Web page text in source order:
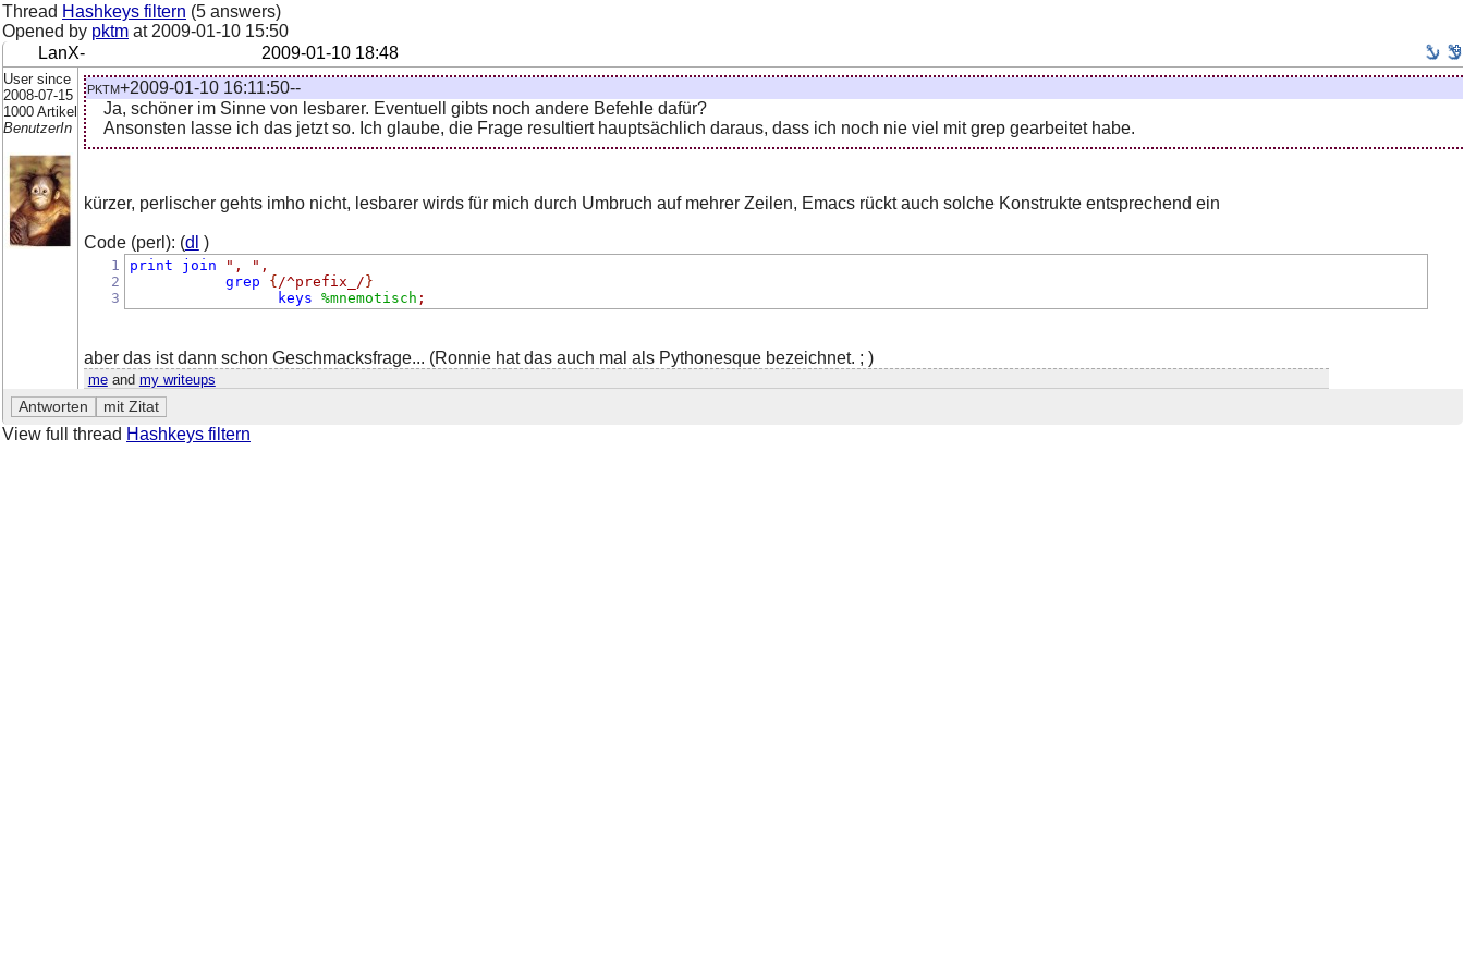
Thread Hashkeys filtern (5 answers)
Opened by pktm at 2009-01-10 15:50
LanX-
2009-01-10 18:48
User since
2008-07-15
1000 Artikel
BenutzerIn
pktm+2009-01-10 16:11:50--
Ja, schöner im Sinne von lesbarer. Eventuell gibts noch andere Befehle dafür?
Ansonsten lasse ich das jetzt so. Ich glaube, die Frage resultiert hauptsächlich daraus, dass ich noch nie viel mit grep gearbeitet habe.
kürzer, perlischer gehts imho nicht, lesbarer wirds für mich durch Umbruch auf mehrer Zeilen, Emacs rückt auch solche Konstrukte entsprechend ein
Code (perl): (dl )
1
2
3
print join ", " ,
grep
{ /^prefix_/}
keys %mnemotisch ;
aber das ist dann schon Geschmacksfrage... (Ronnie hat das auch mal als Pythonesque bezeichnet. ; )
meand my writeups
View full thread Hashkeys filtern